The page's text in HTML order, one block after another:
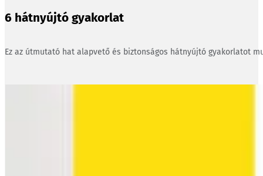
6 hátnyújtó gyakorlat
Ez az útmutató hat alapvető és biztonságos hátnyújtó gyakorlatot